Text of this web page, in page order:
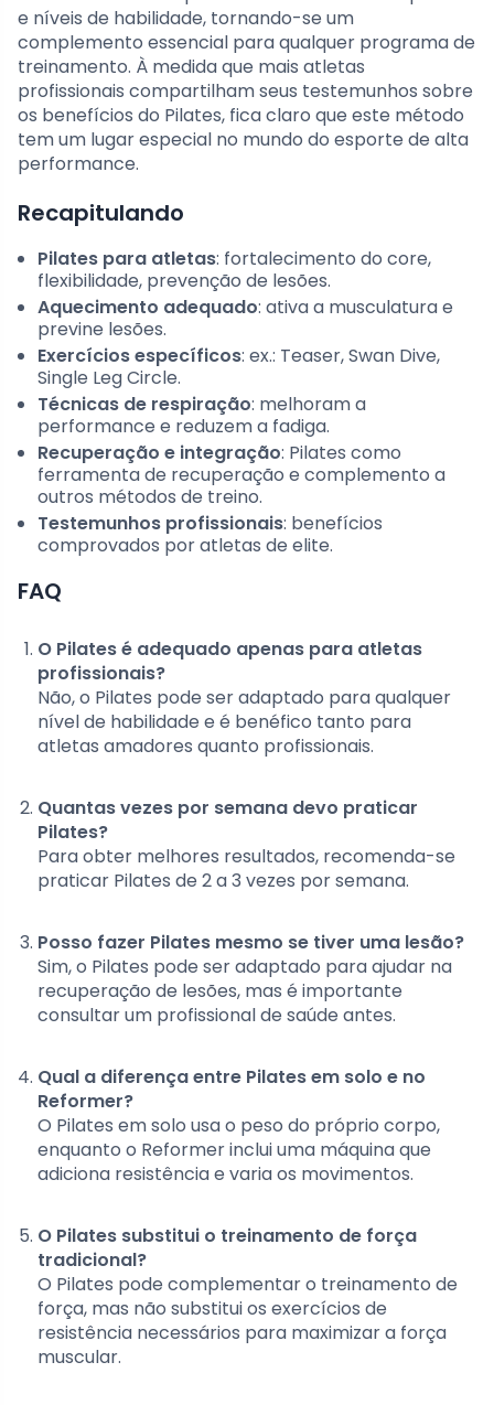
e níveis de habilidade, tornando-se um
complemento essencial para qualquer programa de
treinamento. À medida que mais atletas
profissionais compartilham seus testemunhos sobre
os benefícios do Pilates, fica claro que este método
tem um lugar especial no mundo do esporte de alta
performance.
Recapitulando
Pilates para atletas: fortalecimento do core,
flexibilidade, prevenção de lesões.
Aquecimento adequado: ativa a musculatura e
previne lesões.
Exercícios específicos: ex.: Teaser, Swan Dive,
Single Leg Circle.
Técnicas de respiração: melhoram a
performance e reduzem a fadiga.
Recuperação e integração: Pilates como
ferramenta de recuperação e complemento a
outros métodos de treino.
Testemunhos profissionais: benefícios
comprovados por atletas de elite.
FAQ
O Pilates é adequado apenas para atletas
profissionais?
Não, o Pilates pode ser adaptado para qualquer
nível de habilidade e é benéfico tanto para
atletas amadores quanto profissionais.
Quantas vezes por semana devo praticar
Pilates?
Para obter melhores resultados, recomenda-se
praticar Pilates de 2 a 3 vezes por semana.
Posso fazer Pilates mesmo se tiver uma lesão?
Sim, o Pilates pode ser adaptado para ajudar na
recuperação de lesões, mas é importante
consultar um profissional de saúde antes.
Qual a diferença entre Pilates em solo e no
Reformer?
O Pilates em solo usa o peso do próprio corpo,
enquanto o Reformer inclui uma máquina que
adiciona resistência e varia os movimentos.
O Pilates substitui o treinamento de força
tradicional?
O Pilates pode complementar o treinamento de
força, mas não substitui os exercícios de
resistência necessários para maximizar a força
muscular.